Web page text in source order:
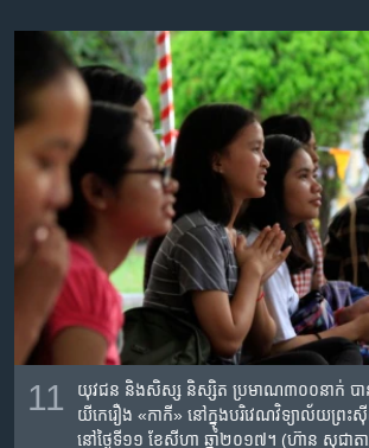
11
យុវជន​ និង​សិស្ស​ និស្សិត​ ​ប្រមាណ​៣០០នាក់ ​បា
យីកេ​រឿង​ «កាកី»​ នៅក្នុង​បរិវេណ​វិទ្យាល័យ​ព្រះស៊ី
នៅថ្ងៃ​ទី១១​ ខែ​សីហា​ ឆ្នាំ​២០១៧។ (ហ៊ាន សុជាត